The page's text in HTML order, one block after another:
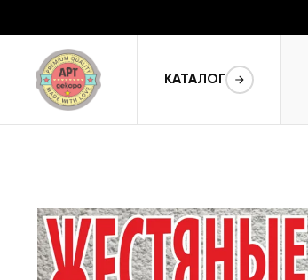
КАТАЛОГ